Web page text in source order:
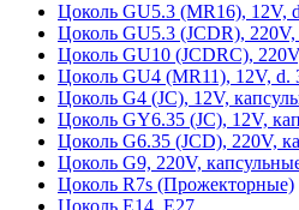
Цоколь GU5.3 (MR16), 12V,
Цоколь GU5.3 (JCDR),
Цоколь GU10 (JCDRC),
Цоколь GU4 (MR11), 12V, d.
Цоколь G4 (JC), 12V,
Цоколь GY6.35 (JC), 12V,
Цоколь G6.35 (JCD), 220V,
Цоколь G9, 220V,
Цоколь R7s (Прожекторные)
Цоколь E14, E27